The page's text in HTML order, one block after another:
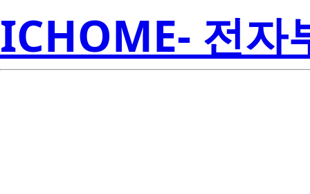
ICHOME- 전자